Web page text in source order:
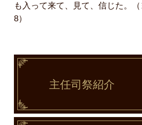
も入って来て、見て、信じた。（
8）
主任司祭紹介